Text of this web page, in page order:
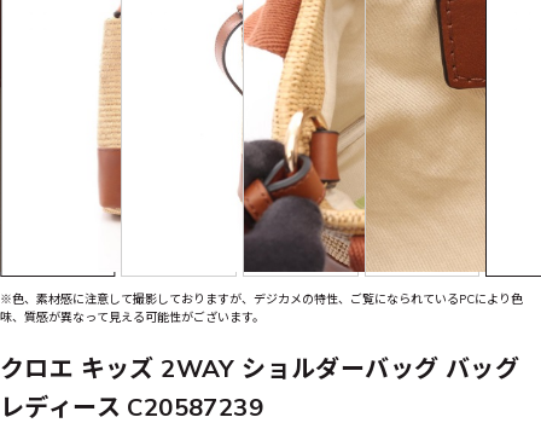
※色、素材感に注意して撮影しておりますが、デジカメの特性、ご覧になられているPCにより色
味、質感が異なって見える可能性がございます。
クロエ キッズ 2WAY ショルダーバッグ バッグ
レディース C20587239